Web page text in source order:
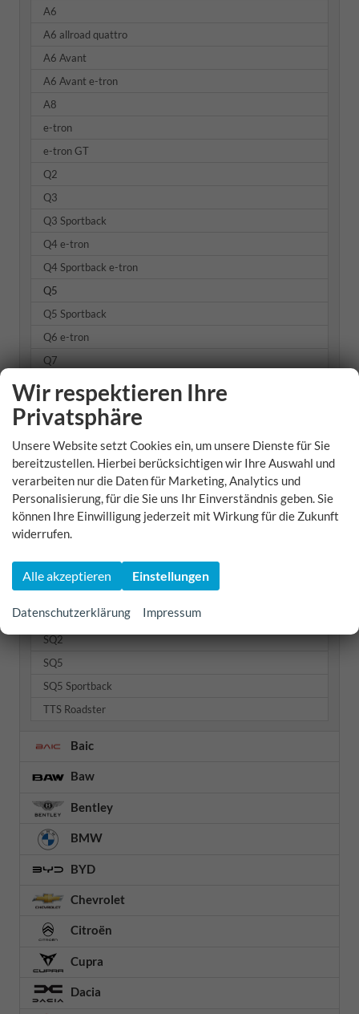
A6
A6 allroad quattro
A6 Avant
A6 Avant e-tron
A8
e-tron
e-tron GT
Q2
Q3
Q3 Sportback
Q4 e-tron
Q4 Sportback e-tron
Q5
Q5 Sportback
Q6 e-tron
Q7
RS Q8
RS3 Sportback
RS4 Avant
RS6 Avant
S3 Cabriolet
S5
S5 Kombi
S6 Avant
SQ2
SQ5
SQ5 Sportback
TTS Roadster
Baic
Baw
Bentley
BMW
BYD
Chevrolet
Citroën
Cupra
Dacia
Wir respektieren Ihre
Privatsphäre
Unsere Website setzt Cookies ein, um unsere Dienste für Sie
bereitzustellen. Hierbei berücksichtigen wir Ihre Auswahl und
verarbeiten nur die Daten für Marketing, Analytics und
Personalisierung, für die Sie uns Ihr Einverständnis geben. Sie
können Ihre Einwilligung jederzeit mit Wirkung für die Zukunft
widerrufen.
Alle akzeptieren Einstellungen
Datenschutzerklärung Impressum